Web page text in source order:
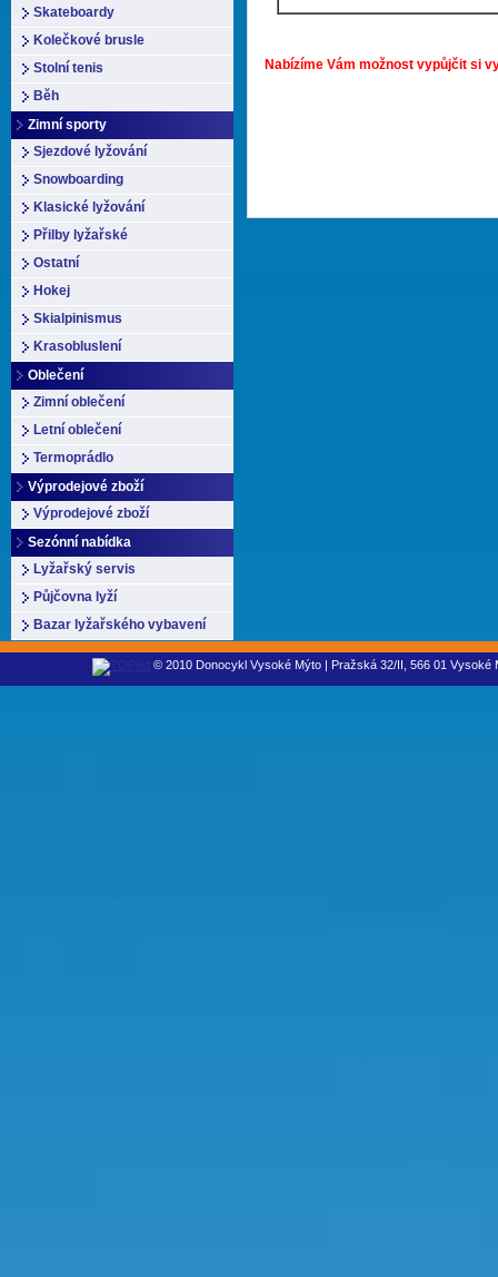
Skateboardy
Kolečkové brusle
Stolní tenis
Běh
Zimní sporty
Sjezdové lyžování
Snowboarding
Klasické lyžování
Přilby lyžařské
Ostatní
Hokej
Skialpinismus
Krasobluslení
Oblečení
Zimní oblečení
Letní oblečení
Termoprádlo
Výprodejové zboží
Výprodejové zboží
Sezónní nabídka
Lyžařský servis
Půjčovna lyží
Bazar lyžařského vybavení
Nabízíme Vám možnost vypůjčit si
© 2010 Donocykl Vysoké Mýto | Pražská 32/II, 566 01 Vysoké